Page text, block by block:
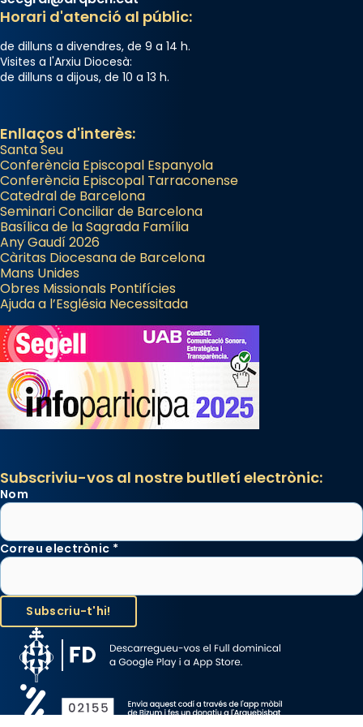
Horari d'atenció al públic:
de dilluns a divendres, de 9 a 14 h.
Visites a l'Arxiu Diocesà:
de dilluns a dijous, de 10 a 13 h.
Enllaços d'interès:
Santa Seu
Conferència Episcopal Espanyola
Conferència Episcopal Tarraconense
Catedral de Barcelona
Seminari Conciliar de Barcelona
Basílica de la Sagrada Família
Any Gaudí 2026
Càritas Diocesana de Barcelona
Mans Unides
Obres Missionals Pontifícies
Ajuda a l’Església Necessitada
Subscriviu-vos al nostre butlletí electrònic:
Nom
Correu electrònic *